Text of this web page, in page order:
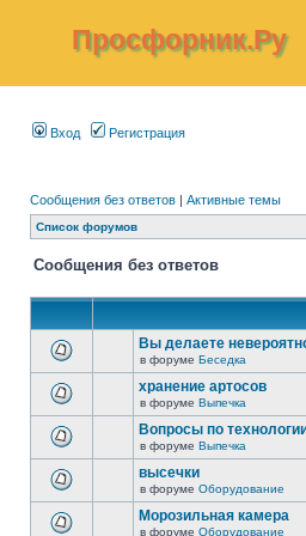
Просфорник.Ру
Вход Регистрация
Сообщения без ответов | Активные темы
Список форумов
Сообщения без ответов
Вы делаете
в форуме Беседка
хранение артосов
в форуме Выпечка
Вопросы по
в форуме Выпечка
высечки
в форуме Оборудование
Морозильная камера
в форуме Оборудование